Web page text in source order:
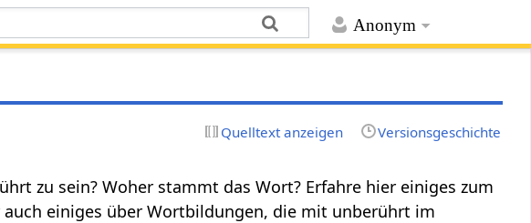
Anonym
Quelltext anzeigen Versionsgeschichte
zu sein? Woher stammt das Wort? Erfahre hier einiges zum
einiges über Wortbildungen, die mit unberührt im